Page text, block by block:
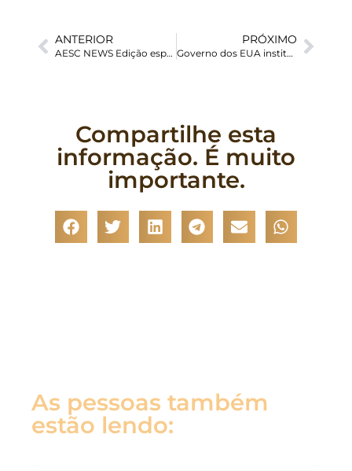
ANTERIOR
AESC NEWS Edição especial: ações em apoio à população e unidades afetadas pelas chuvas no RS
PRÓXIMO
Governo dos EUA institui novas medidas de restrição de asilo na fronteira com o México
Compartilhe esta
informação. É muito
importante.
As pessoas também
estão lendo: